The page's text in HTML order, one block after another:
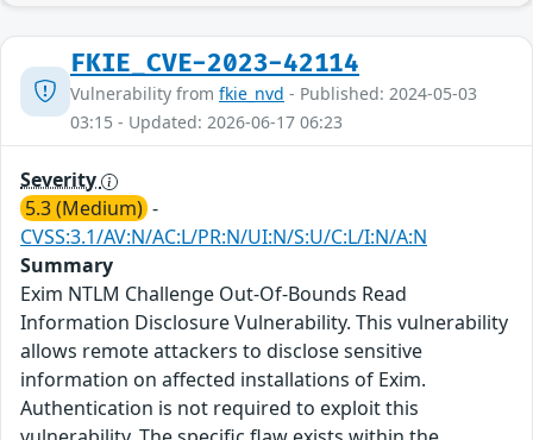
FKIE_CVE-2023-42114
Vulnerability from fkie_nvd - Published: 2024-05-03
03:15 - Updated: 2026-06-17 06:23
Severity
5.3 (Medium) -
CVSS:3.1/AV:N/AC:L/PR:N/UI:N/S:U/C:L/I:N/A:N
Summary
Exim NTLM Challenge Out-Of-Bounds Read
Information Disclosure Vulnerability. This vulnerability
allows remote attackers to disclose sensitive
information on affected installations of Exim.
Authentication is not required to exploit this